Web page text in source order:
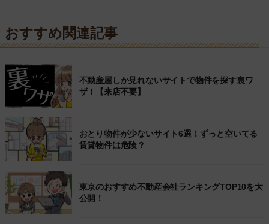
おすすめ関連記事
不動産屋しか見れないサイトで物件を探す裏ワ
ザ！【来店不要】
おとり物件が少ないサイト6選！ずっと空いてる
賃貸物件は危険？
東京のおすすめ不動産会社ランキングTOP10を大
公開！